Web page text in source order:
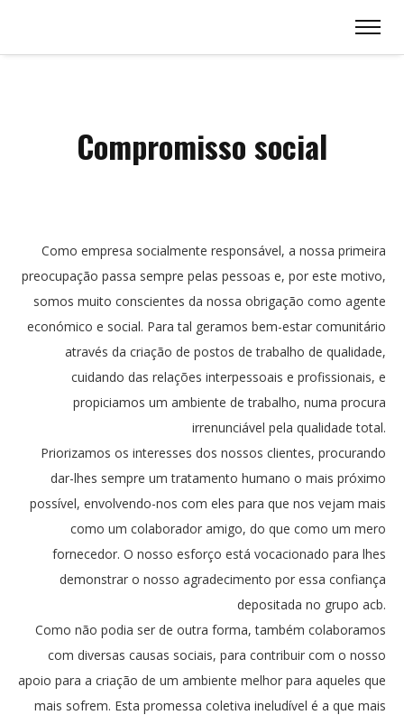
Compromisso social
Como empresa socialmente responsável, a nossa primeira
preocupação passa sempre pelas pessoas e, por este motivo,
somos muito conscientes da nossa obrigação como agente
económico e social. Para tal geramos bem-estar comunitário
através da criação de postos de trabalho de qualidade,
cuidando das relações interpessoais e profissionais, e
propiciamos um ambiente de trabalho, numa procura
irrenunciável pela qualidade total.
Priorizamos os interesses dos nossos clientes, procurando
dar-lhes sempre um tratamento humano o mais próximo
possível, envolvendo-nos com eles para que nos vejam mais
como um colaborador amigo, do que como um mero
fornecedor. O nosso esforço está vocacionado para lhes
demonstrar o nosso agradecimento por essa confiança
depositada no grupo acb.
Como não podia ser de outra forma, também colaboramos
com diversas causas sociais, para contribuir com o nosso
apoio para a criação de um ambiente melhor para aqueles que
mais sofrem. Esta promessa coletiva ineludível é a que mais